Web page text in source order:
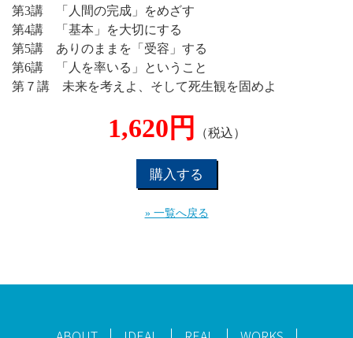
第3講 「人間の完成」をめざす
第4講 「基本」を大切にする
第5講 ありのままを「受容」する
第6講 「人を率いる」ということ
第７講 未来を考えよ、そして死生観を固めよ
1,620円 （税込）
購入する
» 一覧へ戻る